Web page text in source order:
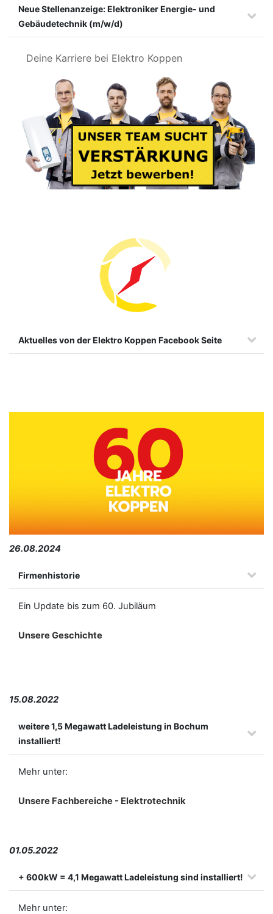
Neue Stellenanzeige: Elektroniker Energie- und
Gebäudetechnik (m/w/d)
Deine Karriere bei Elektro Koppen
Aktuelles von der Elektro Koppen Facebook Seite
26.08.2024
Firmenhistorie
Ein Update bis zum 60. Jubiläum
Unsere Geschichte
15.08.2022
weitere 1,5 Megawatt Ladeleistung in Bochum
installiert!
Mehr unter:
Unsere Fachbereiche - Elektrotechnik
01.05.2022
+ 600kW = 4,1 Megawatt Ladeleistung sind installiert!
Mehr unter: